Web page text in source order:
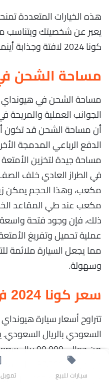
هذه الخيارات المتعددة
يعبر عن شخصيتك
كونا 2024 لافتة وجذابة أينما ذهبت.
مساحة الشحن في
الجوانب العملية
أن مساحة الشحن قد تكون
الدفع الرباعي المدمجة
مساحة جيدة لتخزين
مكعب عند طي المقاعد
ذلك، فإن وجود فتحة
عملية تحميل وتفريغ
مما يجعل السيارة ملائمة
وسهولة.
سعر كونا 2024 في السعودية
من حوالي
سيارات للبيع